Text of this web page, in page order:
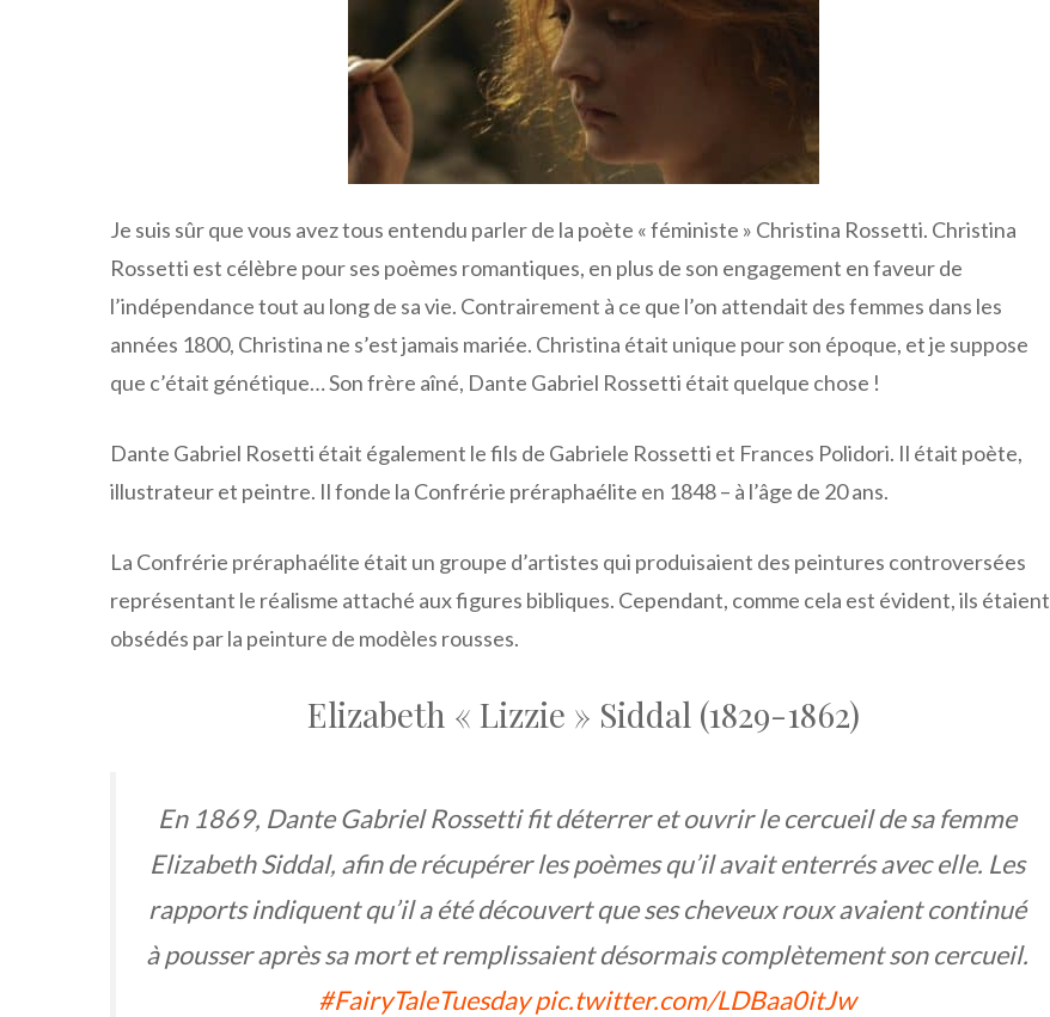
Je suis sûr que vous avez tous entendu parler de la poète « féministe » Christina Rossetti. Christina
Rossetti est célèbre pour ses poèmes romantiques, en plus de son engagement en faveur de
l’indépendance tout au long de sa vie. Contrairement à ce que l’on attendait des femmes dans les
années 1800, Christina ne s’est jamais mariée. Christina était unique pour son époque, et je suppose
que c’était génétique… Son frère aîné, Dante Gabriel Rossetti était quelque chose !
Dante Gabriel Rosetti était également le fils de Gabriele Rossetti et Frances Polidori. Il était poète,
illustrateur et peintre. Il fonde la Confrérie préraphaélite en 1848 – à l’âge de 20 ans.
La Confrérie préraphaélite était un groupe d’artistes qui produisaient des peintures controversées
représentant le réalisme attaché aux figures bibliques. Cependant, comme cela est évident, ils étaient
obsédés par la peinture de modèles rousses.
Elizabeth « Lizzie » Siddal (1829-1862)
En 1869, Dante Gabriel Rossetti fit déterrer et ouvrir le cercueil de sa femme
Elizabeth Siddal, afin de récupérer les poèmes qu’il avait enterrés avec elle. Les
rapports indiquent qu’il a été découvert que ses cheveux roux avaient continué
à pousser après sa mort et remplissaient désormais complètement son cercueil.
#FairyTaleTuesday pic.twitter.com/LDBaa0itJw